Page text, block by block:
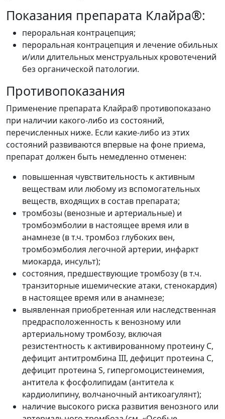
Показания препарата Клайра®:
пероральная контрацепция;
пероральная контрацепция и лечение обильных
и/или длительных менструальных кровотечений
без органической патологии.
Противопоказания
Применение препарата Клайра® противопоказано
при наличии какого-либо из состояний,
перечисленных ниже. Если какие-либо из этих
состояний развиваются впервые на фоне приема,
препарат должен быть немедленно отменен:
повышенная чувствительность к активным
веществам или любому из вспомогательных
веществ, входящих в состав препарата;
тромбозы (венозные и артериальные) и
тромбоэмболии в настоящее время или в
анамнезе (в т.ч. тромбоз глубоких вен,
тромбоэмболия легочной артерии, инфаркт
миокарда, инсульт);
состояния, предшествующие тромбозу (в т.ч.
транзиторные ишемические атаки, стенокардия)
в настоящее время или в анамнезе;
выявленная приобретенная или наследственная
предрасположенность к венозному или
артериальному тромбозу, включая
резистентность к активированному протеину С,
дефицит антитромбина III, дефицит протеина С,
дефицит протеина S, гипергомоцистеинемия,
антитела к фосфолипидам (антитела к
кардиолипину, волчаночный антикоагулянт);
наличие высокого риска развития венозного или